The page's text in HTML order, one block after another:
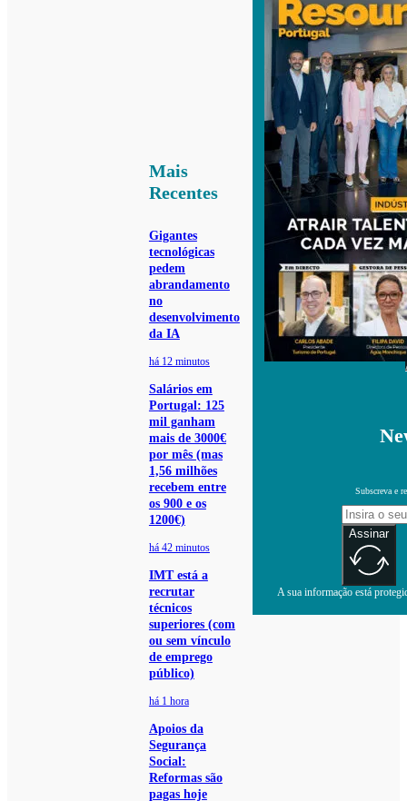
Mais
Recentes
Gigantes
tecnológicas
pedem
abrandamento
no
desenvolvimento
da IA
há 12 minutos
Salários em
Portugal: 125
mil ganham
mais de 3000€
por mês (mas
1,56 milhões
recebem entre
os 900 e os
1200€)
há 42 minutos
IMT está a
recrutar
técnicos
superiores (com
ou sem vínculo
de emprego
público)
há 1 hora
Apoios da
Segurança
Social:
Reformas são
pagas hoje
Subscreva e
Assinar
A sua informação está